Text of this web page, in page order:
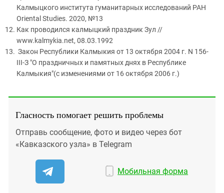
Калмыцкого института гуманитарных исследований РАН
Oriental Studies. 2020, №13
Как проводился калмыцкий праздник Зул //
www.kalmykia.net, 08.03.1992
Закон Республики Калмыкия от 13 октября 2004 г. N 156-
III-З "О праздничных и памятных днях в Республике
Калмыкия"(с изменениями от 16 октября 2006 г.)
Гласность помогает решить проблемы
Отправь сообщение, фото и видео через бот
«Кавказского узла» в Telegram
Мобильная форма